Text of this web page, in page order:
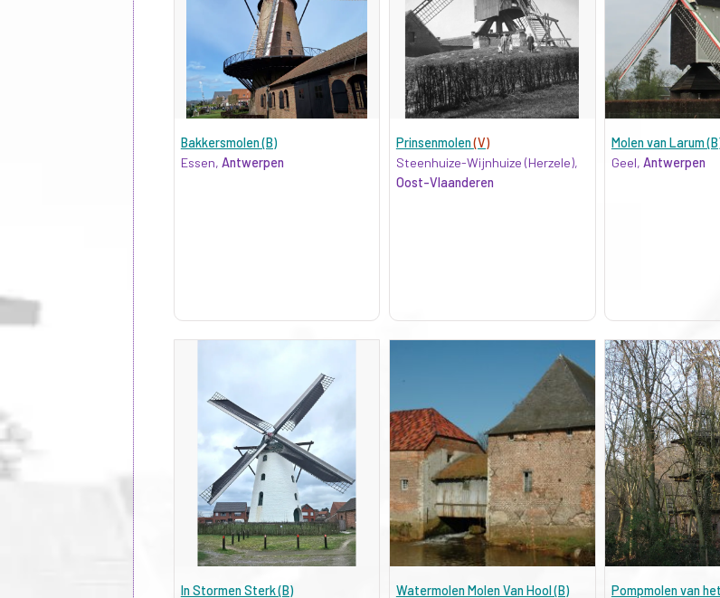
Bakkersmolen (B)
Essen, Antwerpen
Prinsenmolen(V)
Steenhuize-Wijnhuize (Herzele),
Oost-Vlaanderen
Molen van Larum
Geel, Antwerpen
In Stormen Sterk (B)
Watermolen Molen Van Hool (B)
Pompmolen van